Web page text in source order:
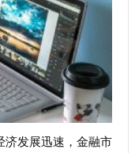
济发展迅速，金融市